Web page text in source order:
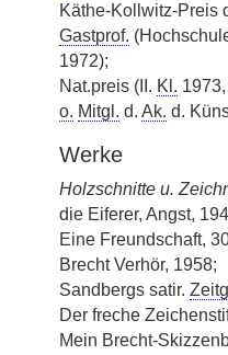
Käthe-Kollwitz-Preis
Gastprof.
1972);
Nat.preis (II. Kl. 1973,
o. Mitgl. d. Ak. d.
Werke
Holzschnitte u.
die Eiferer, Angst,
Eine Freundschaft,
Brecht Verhör, 1958;
Sandbergs satir.
Der freche
Mein Brecht-